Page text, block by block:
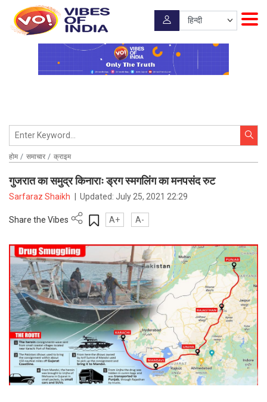
होम समाचार क्राइम
गुजरात का समुद्र किनाराः ड्रग स्मगलिंग का मनपसंद रुट
Sarfaraz Shaikh Updated:July 25, 2021 22:29
Share the Vibes A+ A-